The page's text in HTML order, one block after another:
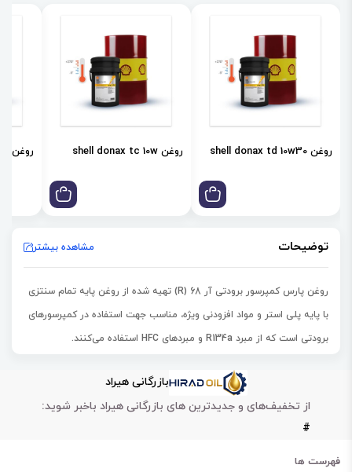
روغن shell donax td 10w30 روغن shell donax tc 10w روغن shell donax td 85w
توضیحات مشاهده بیشتر
روغن پارس کمپرسور برودتی آر 68 (R) تهیه شده از روغن پایه تمام سنتزی
با پایه پلی استر و مواد افزودنی ویژه، مناسب جهت استفاده در کمپرسورهای
برودتی است که از مبرد R134a و مبردهای HFC استفاده می‌کنند.
انواع سیستم های برودتی خانگی، تجاری و صنعتی مانند :سیستم های
برودتی صنعتی، سیستم های برودتی ذخیره غذا، سیستم های تهویه هوای
ثابت و متحرک است.
ویژگی‌های روغن پارس کمپرسور برودتی آر 68
بازرگانی هیراد
از تخفیف‌های و جدیدترین های بازرگانی هیراد باخبر شوید:
#
فهرست ها